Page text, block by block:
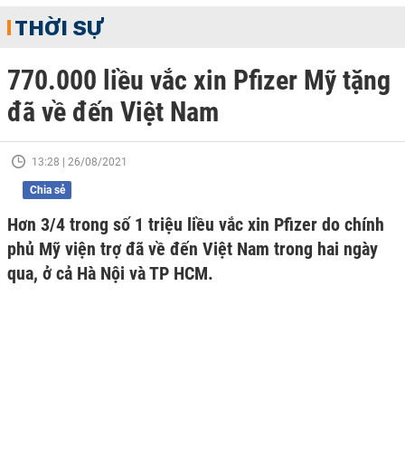
THỜI SỰ
770.000 liều vắc xin Pfizer Mỹ tặng
đã về đến Việt Nam
13:28 | 26/08/2021
Chia sẻ
Hơn 3/4 trong số 1 triệu liều vắc xin Pfizer do chính
phủ Mỹ viện trợ đã về đến Việt Nam trong hai ngày
qua, ở cả Hà Nội và TP HCM.